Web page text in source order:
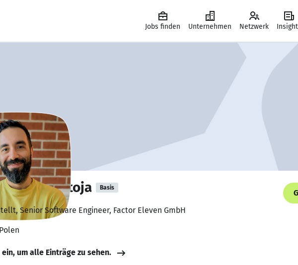
Jobs finden Unternehmen Netzwerk
Santoja Basis
Senior Software Engineer, Factor Eleven GmbH
ein, um alle Einträge zu sehen.